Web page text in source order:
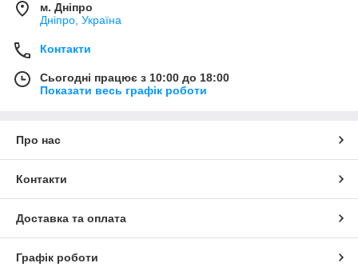
м. Дніпро
Дніпро, Україна
Контакти
Сьогодні працює з 10:00 до 18:00
Показати весь графік роботи
Про нас
Контакти
Доставка та оплата
Графік роботи